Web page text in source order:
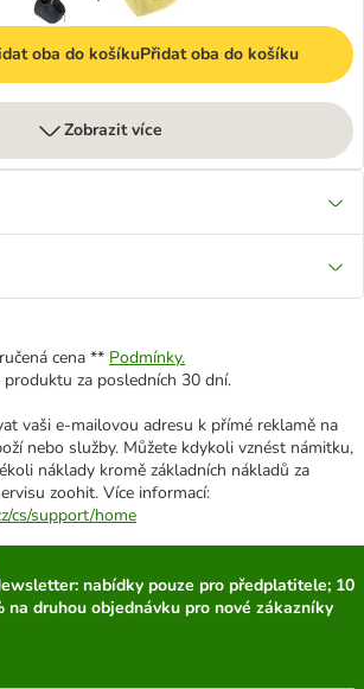
oba do košíkuPřidat oba do košíku
Zobrazit více
cena ** Podmínky.
produktu za posledních 30 dní.
vaši e-mailovou adresu k přímé reklamě na
nebo služby. Můžete kdykoli vznést námitku,
náklady kromě základních nákladů za
zoohit. Více informací:
cs/support/home
nabídky pouze pro předplatitele; 10
na druhou objednávku pro nové zákazníky